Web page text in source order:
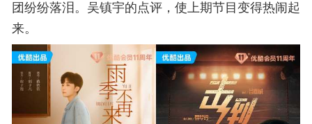
团纷纷落泪。吴镇宇的点评，使上期节目变得热闹起
来。